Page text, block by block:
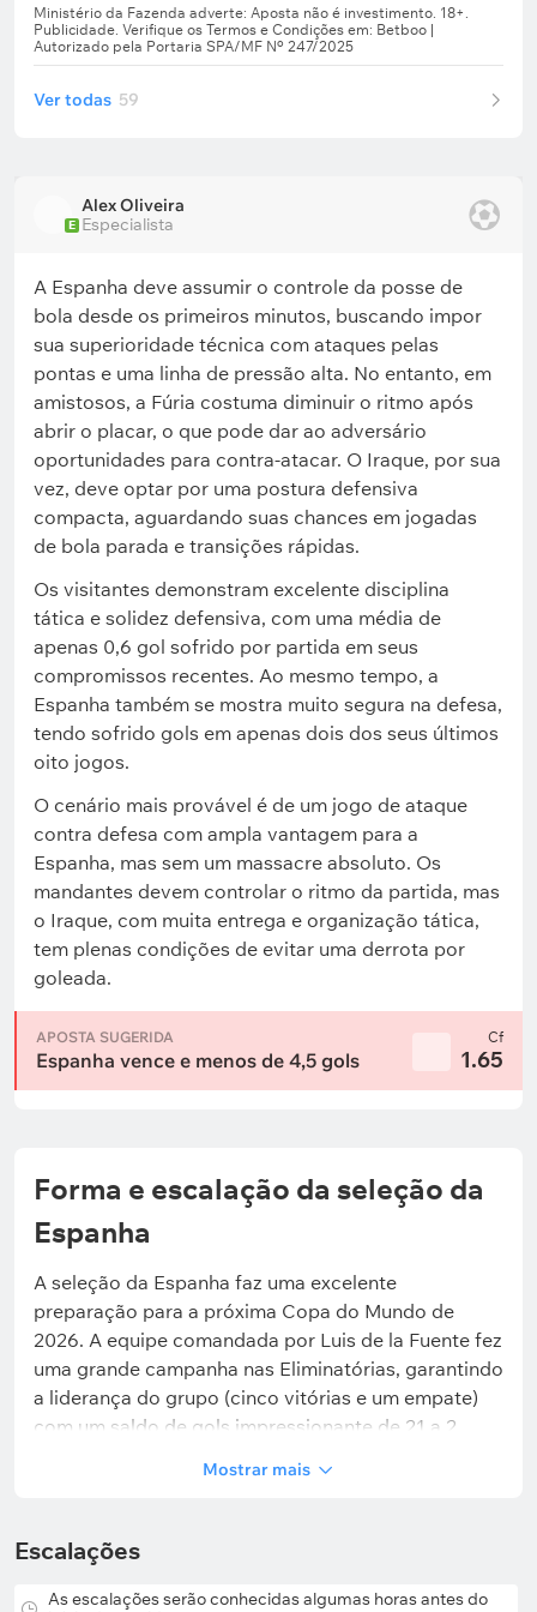
Ver todas 59
E
Alex Oliveira
Especialista
A Espanha deve assumir o controle da posse de
bola desde os primeiros minutos, buscando impor
sua superioridade técnica com ataques pelas
pontas e uma linha de pressão alta. No entanto, em
amistosos, a Fúria costuma diminuir o ritmo após
abrir o placar, o que pode dar ao adversário
oportunidades para contra-atacar. O Iraque, por sua
vez, deve optar por uma postura defensiva
compacta, aguardando suas chances em jogadas
de bola parada e transições rápidas.
Os visitantes demonstram excelente disciplina
tática e solidez defensiva, com uma média de
apenas 0,6 gol sofrido por partida em seus
compromissos recentes. Ao mesmo tempo, a
Espanha também se mostra muito segura na defesa,
tendo sofrido gols em apenas dois dos seus últimos
oito jogos.
O cenário mais provável é de um jogo de ataque
contra defesa com ampla vantagem para a
Espanha, mas sem um massacre absoluto. Os
mandantes devem controlar o ritmo da partida, mas
o Iraque, com muita entrega e organização tática,
tem plenas condições de evitar uma derrota por
goleada.
APOSTA SUGERIDA
Espanha vence e menos de 4,5 gols
Cf
1.65
Forma e escalação da seleção da
Espanha
A seleção da Espanha faz uma excelente
preparação para a próxima Copa do Mundo de
2026. A equipe comandada por Luis de la Fuente fez
uma grande campanha nas Eliminatórias, garantindo
a liderança do grupo (cinco vitórias e um empate)
com um saldo de gols impressionante de 21 a 2.
amistosos que seguiram caminhos bem opostos.
dificuldades e venceram com tranquilidade (3 a 0),
mas contra o Egito a falta de pontaria pesou. O jogo
terminou em um empate sem gols, com a Espanha
Mostrar mais
Escalações
As escalações serão conhecidas algumas horas antes do